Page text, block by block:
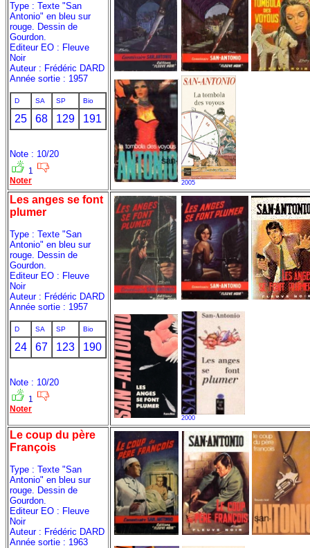
Type : Texte "San
Antonio" en bleu sur
rouge. Dessin de
Gourdon.
Editeur EO : Fleuve
Noir
Auteur : Frédéric DARD
Année sortie : 1957
D SA SP Bio
25 68 129 191
Note : 10/20
1
Noter
2005
Les anges se font
plumer
Type : Texte "San
Antonio" en bleu sur
rouge. Dessin de
Gourdon.
Editeur EO : Fleuve
Noir
Auteur : Frédéric DARD
Année sortie : 1957
D SA SP Bio
24 67 123 190
Note : 10/20
1
Noter
2000
Le coup du père
François
Type : Texte "San
Antonio" en bleu sur
rouge. Dessin de
Gourdon.
Editeur EO : Fleuve
Noir
Auteur : Frédéric DARD
Année sortie : 1963